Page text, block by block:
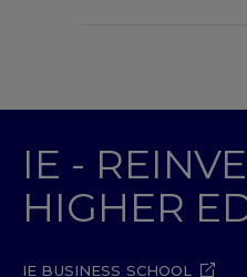
IE -
HIGHER
IE BUSINESS SCHOOL